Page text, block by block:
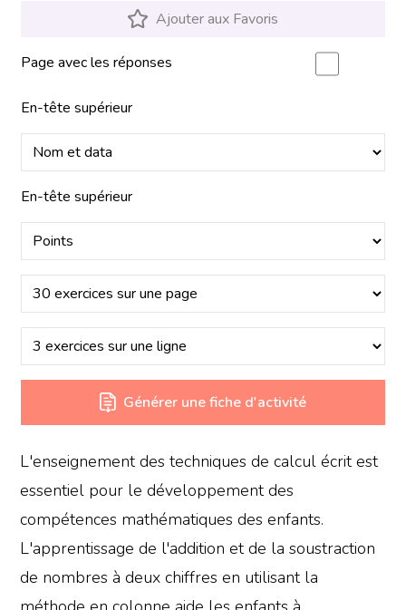
Ajouter aux Favoris
Page avec les réponses
En-tête supérieur
En-tête supérieur
Générer une fiche d'activité
L'enseignement des techniques de calcul écrit est
essentiel pour le développement des
compétences mathématiques des enfants.
L'apprentissage de l'addition et de la soustraction
de nombres à deux chiffres en utilisant la